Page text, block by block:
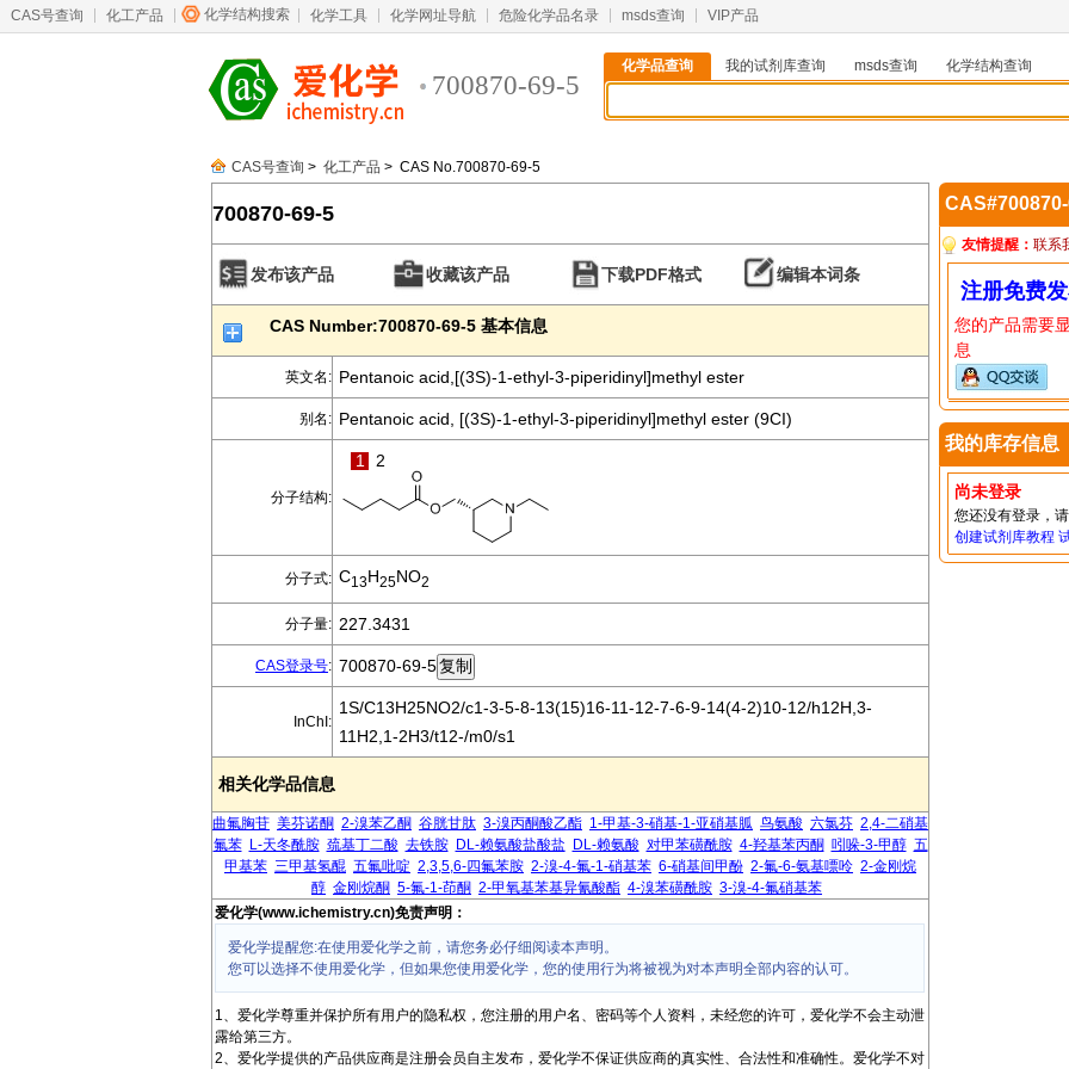
CAS号查询 化工产品 化学结构搜索 化学工具 化学网址导航 危险化学品名录 msds查询 VIP产品
700870-69-5
化学品查询 我的试剂库查询 msds查询
化学结构查询
CAS号查询 > 化工产品 > CAS No.700870-69-5
700870-69-5
发布该产品 收藏该产品 下载PDF格式 编辑本词条
CAS Number:700870-69-5 基本信息
英文名: Pentanoic acid,[(3S)-1-ethyl-3-piperidinyl]methyl ester
别名: Pentanoic acid, [(3S)-1-ethyl-3-piperidinyl]methyl ester (9CI)
分子结构:
1 2
分子式: C13H25NO2
分子量: 227.3431
CAS登录号: 700870-69-5
InChI:
1S/C13H25NO2/c1-3-5-8-13(15)16-11-12-7-6-9-14(4-2)10-12/h12H,3-
11H2,1-2H3/t12-/m0/s1
相关化学品信息
曲氟胸苷 美芬诺酮 2-溴苯乙酮 谷胱甘肽 3-溴丙酮酸乙酯 1-甲基-3-硝基-1-亚硝基胍 鸟氨酸 六氯芬 2,4-二硝基
氟苯
L-天冬酰胺 巯基丁二酸 去铁胺 DL-赖氨酸盐酸盐 DL-赖氨酸 对甲苯磺酰胺 4-羟基苯丙酮 吲哚-3-甲醇 五
甲基苯 三甲基氢醌 五氟吡啶 2,3,5,6-四氟苯胺 2-溴-4-氟-1-硝基苯 6-硝基间甲酚 2-氟-6-氨基嘌呤 2-金刚烷
醇 金刚烷酮 5-氟-1-茚酮 2-甲氧基苯基异氰酸酯 4-溴苯磺酰胺 3-溴-4-氟硝基苯
爱化学(www.ichemistry.cn)免责声明：
爱化学提醒您:在使用爱化学之前，请您务必仔细阅读本声明。
您可以选择不使用爱化学，但如果您使用爱化学，您的使用行为将被视为对本声明全部内容的认可。
1、爱化学尊重并保护所有用户的隐私权，您注册的用户名、密码等个人资料，未经您的许可，爱化学不会主动泄
露给第三方。
2、爱化学提供的产品供应商是注册会员自主发布，爱化学不保证供应商的真实性、合法性和准确性。爱化学不对
友情提醒： 联系
注册免费
您的产品需要
息
我的库存信息
尚未登录
您还没有登录，
创建试剂库教程